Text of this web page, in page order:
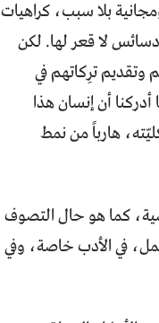
بلا سبب، كراهيات
لا قعر لها. لكن
وتقديم ترِكاتهم في
أن إنسان هذا
هارباً من نمط
كما هو حال التصوف
في الأدب خاصة، وفي